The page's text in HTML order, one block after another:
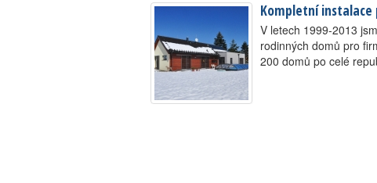
Kompletní
V letech 1999-2013
rodinných domů pro
200 domů po celé